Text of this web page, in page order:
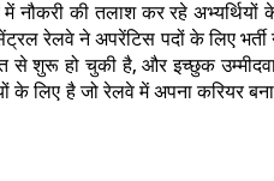
में नौकरी की तलाश कर रहे अभ्यर्थियों
रेलवे ने अपरेंटिस पदों के लिए भर्ती
से शुरू हो चुकी है, और इच्छुक
लिए है जो रेलवे में अपना करियर